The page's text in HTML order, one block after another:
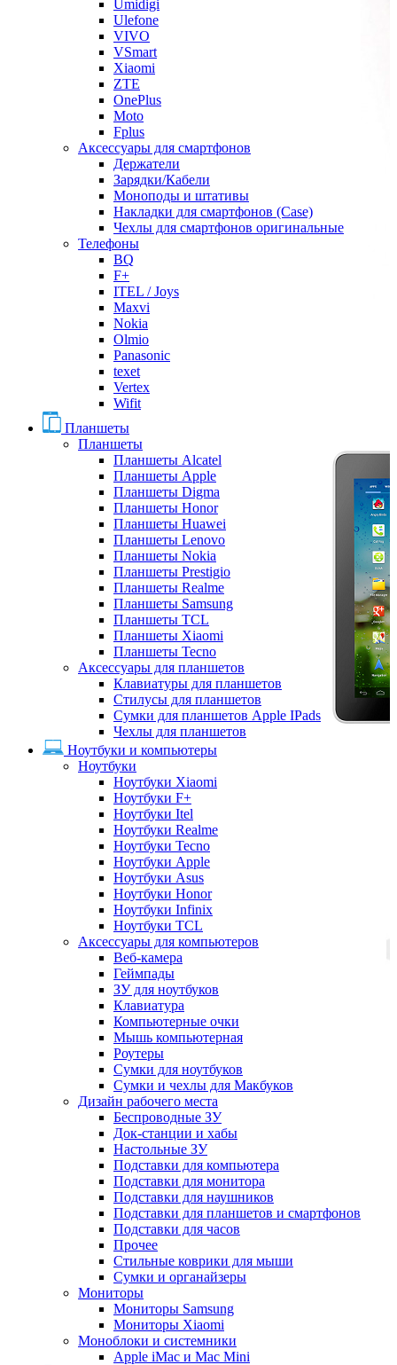
Umidigi
Ulefone
VIVO
VSmart
Xiaomi
ZTE
OnePlus
Moto
Fplus
Аксессуары для смартфонов
Держатели
Зарядки/Кабели
Моноподы и штативы
Накладки для смартфонов (Case)
Чехлы для смартфонов оригинальные
Телефоны
BQ
F+
ITEL / Joys
Maxvi
Nokia
Olmio
Panasonic
texet
Vertex
Wifit
Планшеты
Планшеты
Планшеты Alcatel
Планшеты Apple
Планшеты Digma
Планшеты Honor
Планшеты Huawei
Планшеты Lenovo
Планшеты Nokia
Планшеты Prestigio
Планшеты Realme
Планшеты Samsung
Планшеты TCL
Планшеты Xiaomi
Планшеты Tecno
Аксессуары для планшетов
Клавиатуры для планшетов
Стилусы для планшетов
Сумки для планшетов Apple IPads
Чехлы для планшетов
Ноутбуки и компьютеры
Ноутбуки
Ноутбуки Xiaomi
Ноутбуки F+
Ноутбуки Itel
Ноутбуки Realme
Ноутбуки Tecno
Ноутбуки Apple
Ноутбуки Asus
Ноутбуки Honor
Ноутбуки Infinix
Ноутбуки TCL
Аксессуары для компьютеров
Веб-камера
Геймпады
ЗУ для ноутбуков
Клавиатура
Компьютерные очки
Мышь компьютерная
Роутеры
Сумки для ноутбуков
Сумки и чехлы для Макбуков
Дизайн рабочего места
Беспроводные ЗУ
Док-станции и хабы
Настольные ЗУ
Подставки для компьютера
Подставки для монитора
Подставки для наушников
Подставки для планшетов и смартфонов
Подставки для часов
Прочее
Стильные коврики для мыши
Сумки и органайзеры
Мониторы
Мониторы Samsung
Мониторы Xiaomi
Моноблоки и системники
Apple iMac и Mac Mini